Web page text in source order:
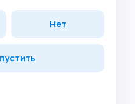
Нет